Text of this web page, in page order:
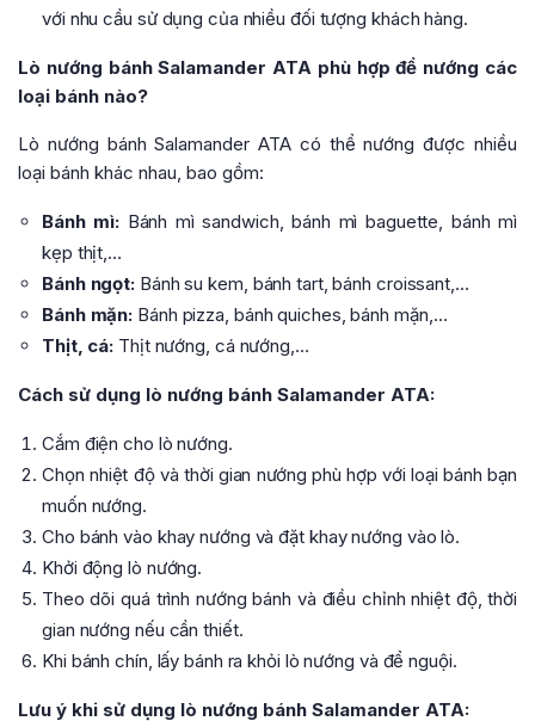
với nhu cầu sử dụng của nhiều đối tượng khách hàng.
Lò nướng bánh Salamander ATA phù hợp để nướng các
loại bánh nào?
Lò nướng bánh Salamander ATA có thể nướng được nhiều
loại bánh khác nhau, bao gồm:
Bánh mì: Bánh mì sandwich, bánh mì baguette, bánh mì
kẹp thịt,…
Bánh ngọt: Bánh su kem, bánh tart, bánh croissant,…
Bánh mặn: Bánh pizza, bánh quiches, bánh mặn,…
Thịt, cá: Thịt nướng, cá nướng,…
Cách sử dụng lò nướng bánh Salamander ATA:
Cắm điện cho lò nướng.
Chọn nhiệt độ và thời gian nướng phù hợp với loại bánh bạn
muốn nướng.
Cho bánh vào khay nướng và đặt khay nướng vào lò.
Khởi động lò nướng.
Theo dõi quá trình nướng bánh và điều chỉnh nhiệt độ, thời
gian nướng nếu cần thiết.
Khi bánh chín, lấy bánh ra khỏi lò nướng và để nguội.
Lưu ý khi sử dụng lò nướng bánh Salamander ATA: